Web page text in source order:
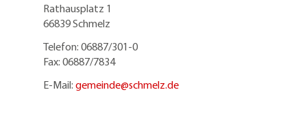
Rathausplatz 1
66839 Schmelz
Telefon: 06887/301-0
Fax: 06887/7834
E-Mail: gemeinde@schmelz.de